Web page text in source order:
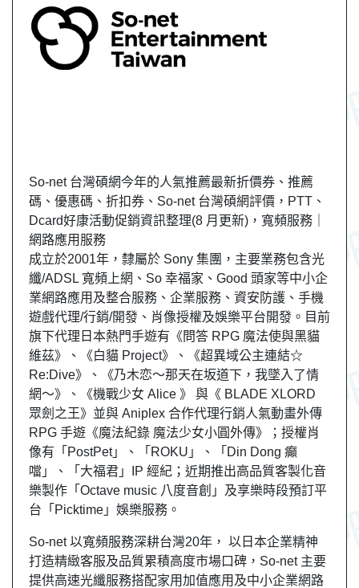
So-net 台灣碩網今年的人氣推薦最新折價券、推薦
碼、優惠碼、折扣券、So-net 台灣碩網評價，PTT、
Dcard好康活動促銷資訊整理(8 月更新)，寬頻服務｜
網路應用服務
成立於2001年，隸屬於 Sony 集團，主要業務包含光
纖/ADSL 寬頻上網、So 幸福家、Good 頭家等中小企
業網路應用及整合服務、企業服務、資安防護、手機
遊戲代理/行銷/開發、肖像授權及娛樂平台開發。目前
旗下代理日本熱門手遊有《問答 RPG 魔法使與黑貓
維茲》、《白貓 Project》、《超異域公主連結☆
Re:Dive》、《乃木恋～那天在坂道下，我墜入了情
網～》、《機戰少女 Alice 》 與《 BLADE XLORD
眾劍之王》並與 Aniplex 合作代理行銷人氣動畫外傳
RPG 手遊《魔法紀錄 魔法少女小圓外傳》；授權肖
像有「PostPet」、「ROKU」、「Din Dong 癲
噹」、「大福君」IP 經紀；近期推出高品質客製化音
樂製作「Octave music 八度音創」及享樂時段預訂平
台「Picktime」娛樂服務。
So-net 以寬頻服務深耕台灣20年， 以日本企業精神
打造精緻客服及品質累積高度市場口碑，So-net 主要
提供高速光纖服務搭配家用加值應用及中小企業網路